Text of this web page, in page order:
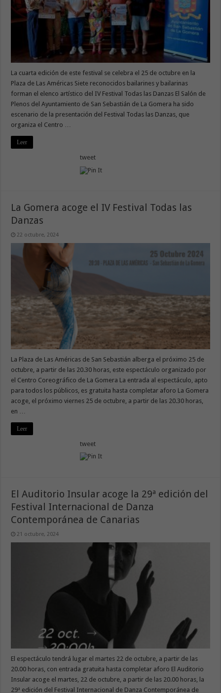
La cuarta edición de este festival se celebra el 25 de octubre en la
Plaza de Las Américas Siete reconocidos bailarines y bailarinas
forman el elenco artístico del IV Festival Todas las Danzas El Salón de
Plenos del Ayuntamiento de San Sebastián de La Gomera ha sido
escenario de la presentación del Festival Todas las Danzas, que
organiza el Centro …
Leer
tweet
La Gomera acoge el IV Festival Todas las
Danzas
22 octubre, 2024
La Plaza de Las Américas de San Sebastián alberga el próximo 25 de
octubre, a partir de las 20.30 horas, este espectáculo organizado por
el Centro Coreográfico de La Gomera La entrada al espectáculo, apto
para todos los públicos, es gratuita hasta completar aforo La Gomera
acoge, el próximo viernes 25 de octubre, a partir de las 20.30 horas,
en …
Leer
tweet
El Auditorio Insular acoge la 29ª edición del
Festival Internacional de Danza
Contemporánea de Canarias
21 octubre, 2024
El espectáculo tendrá lugar el martes 22 de octubre, a partir de las
20.00 horas, con entrada gratuita hasta completar aforo El Auditorio
Insular acoge el martes, 22 de octubre, a partir de las 20.00 horas, la
29ª edición del Festival Internacional de Danza Contemporánea de